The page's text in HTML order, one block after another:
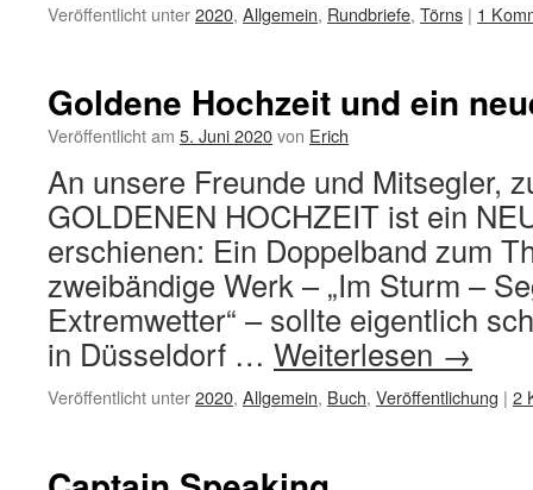
Veröffentlicht unter2020, Allgemein, Rundbriefe, Törns | 1
Goldene Hochzeit und ein
Veröffentlicht am 5. Juni 2020von Erich
An unsere Freunde und Mitsegler,
GOLDENEN HOCHZEIT ist ein
erschienen: Ein Doppelband zum
zweibändige Werk – „Im Sturm –
Extremwetter“ – sollte eigentlich
in Düsseldorf … Weiterlesen →
Veröffentlicht unter2020, Allgemein, Buch, Veröffentlichung | 2